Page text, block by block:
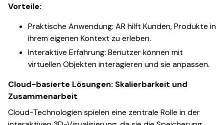
Vorteile:
Praktische Anwendung: AR hilft Kunden, Produkte in
ihrem eigenen Kontext zu erleben.
Interaktive Erfahrung: Benutzer können mit
virtuellen Objekten interagieren und sie anpassen.
Cloud-basierte Lösungen: Skalierbarkeit und
Zusammenarbeit
Cloud-Technologien spielen eine zentrale Rolle in der